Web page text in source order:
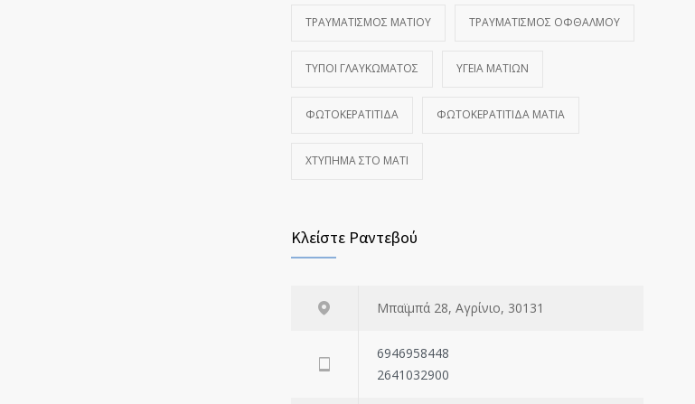
ΤΡΑΥΜΑΤΙΣΜΌΣ ΜΑΤΙΟΎ ΤΡΑΥΜΑΤΙΣΜΌΣ ΟΦΘΑΛΜΟΎ
ΤΎΠΟΙ ΓΛΑΥΚΏΜΑΤΟΣ ΥΓΕΊΑ ΜΑΤΙΏΝ
ΦΩΤΟΚΕΡΑΤΊΤΙΔΑ ΦΩΤΟΚΕΡΑΤΊΤΙΔΑ ΜΆΤΙΑ
ΧΤΎΠΗΜΑ ΣΤΟ ΜΆΤΙ
Κλείστε Ραντεβού
Μπαϊμπά 28, Αγρίνιο, 30131
6946958448
2641032900